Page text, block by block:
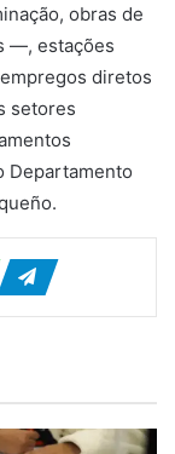
obras de
—, estações
diretos
setores
Departamento